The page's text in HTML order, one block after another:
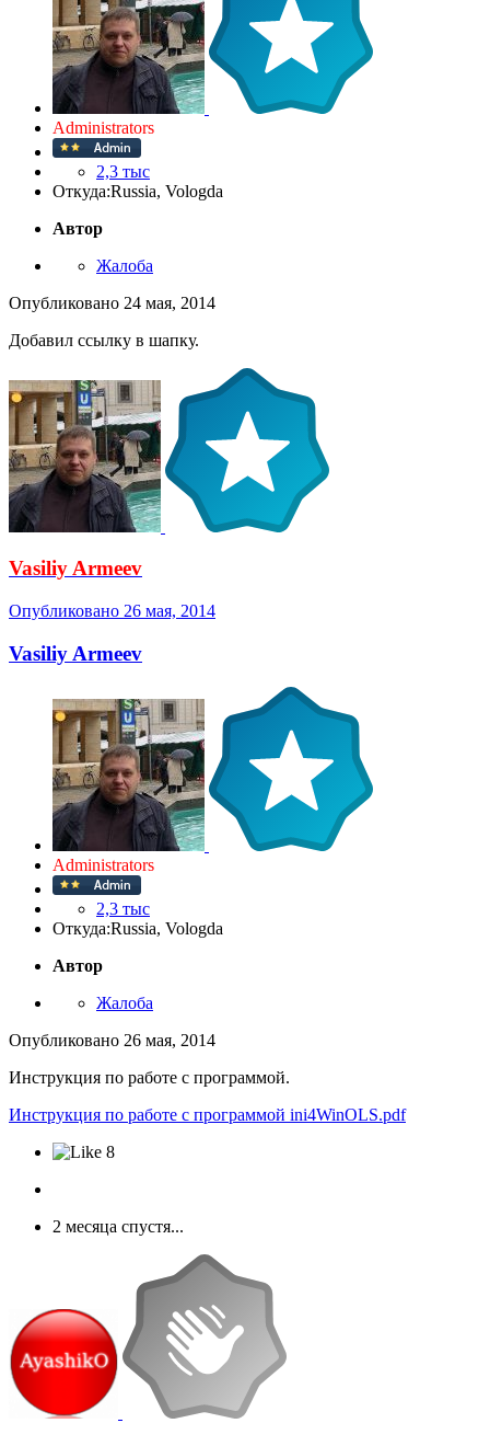
Administrators
2,3 тыс
Откуда:Russia, Vologda
Автор
Жалоба
Опубликовано 24 мая, 2014
Добавил ссылку в шапку.
Vasiliy Armeev
Опубликовано 26 мая, 2014
Vasiliy Armeev
Administrators
2,3 тыс
Откуда:Russia, Vologda
Автор
Жалоба
Опубликовано 26 мая, 2014
Инструкция по работе с программой.
Инструкция по работе с программой ini4WinOLS.pdf
8
2 месяца спустя...